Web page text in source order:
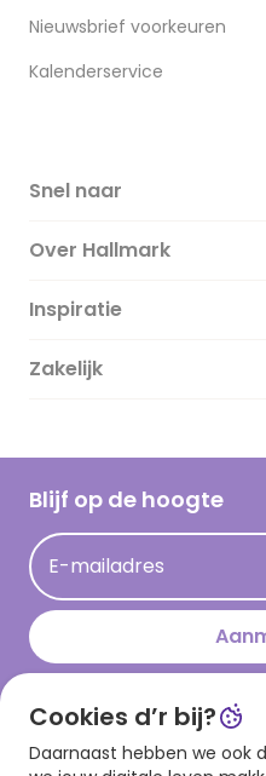
Nieuwsbrief voorkeuren
Kalenderservice
Snel naar
Over Hallmark
Over ons
Duurzaamheid
Hallmark Kaartclub
Acties
Persberichten
Hallmark en
Inspiratie
Magazine
Cadeau inspiratie
Kaartinspiratie
Zakelijk
Blijf op de hoogte
E-mailadres
Download onze app
Cookies d’r bij?
Daarnaast hebben we ook